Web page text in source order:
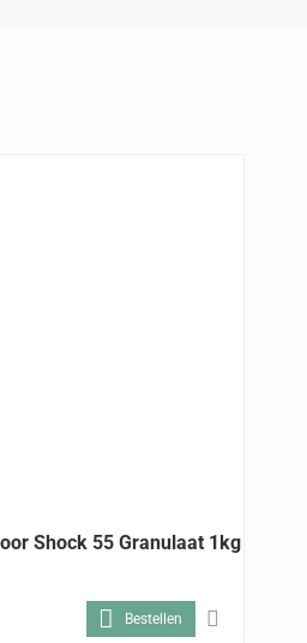
Shock 55 Granulaat 1kg
Bestellen